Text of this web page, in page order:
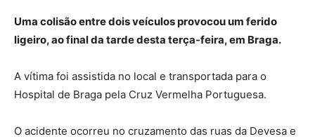
Uma colisão entre dois veículos provocou um ferido
ligeiro, ao final da tarde desta terça-feira, em Braga.
A vítima foi assistida no local e transportada para o
Hospital de Braga pela Cruz Vermelha Portuguesa.
O acidente ocorreu no cruzamento das ruas da Devesa e